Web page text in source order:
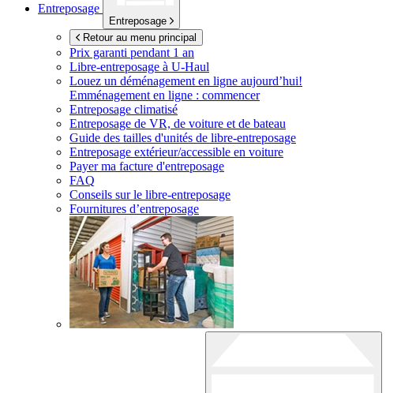
Entreposage
Entreposage
Retour au menu principal
Prix garanti pendant 1 an
Libre-entreposage à U-Haul
Louez un déménagement en ligne aujourd’hui!
Emménagement en ligne : commencer
Entreposage climatisé
Entreposage de VR, de voiture et de bateau
Guide des tailles d'unités de libre-entreposage
Entreposage extérieur/accessible en voiture
Payer ma facture d'entreposage
FAQ
Conseils sur le libre-entreposage
Fournitures d’entreposage